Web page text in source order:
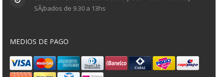
SÃ¡bados de 9.30 a 13hs
MEDIOS DE PAGO